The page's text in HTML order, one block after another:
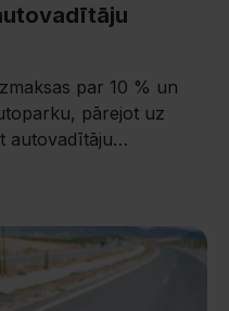
par 10 % un
pārejot uz
autovadītāju